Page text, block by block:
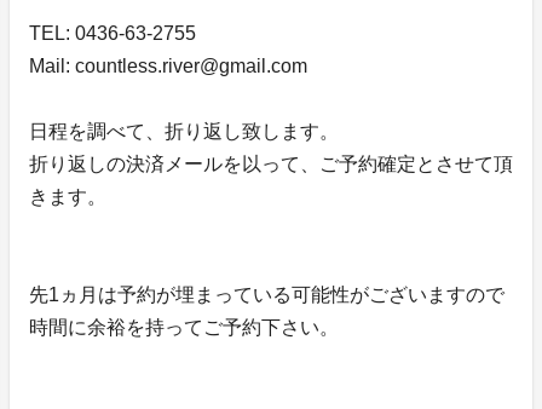
TEL: 0436-63-2755
Mail: countless.river@gmail.com
日程を調べて、折り返し致します。
折り返しの決済メールを以って、ご予約確定とさせて頂
きます。
先1ヵ月は予約が埋まっている可能性がございますので
時間に余裕を持ってご予約下さい。